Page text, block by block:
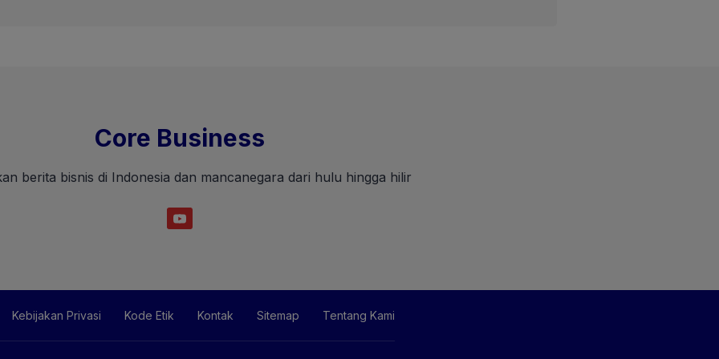
Core Business
berita bisnis di Indonesia dan mancanegara dari hulu hingga hilir
Kebijakan Privasi Kode Etik Kontak Sitemap Tentang Kami